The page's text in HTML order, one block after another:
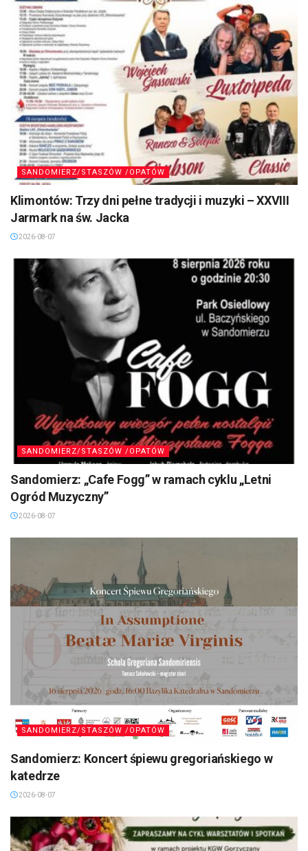
SANDOMIERZ/STASZÓW /OPATÓW
Klimontów: Trzy dni pełne tradycji i muzyki – XXVIII
Jarmark na św. Jacka
2026-08-07
SANDOMIERZ/STASZÓW /OPATÓW
Sandomierz: „Cafe Fogg” w ramach cyklu „Letni
Ogród Muzyczny”
2026-08-07
SANDOMIERZ/STASZÓW /OPATÓW
Sandomierz: Koncert śpiewu gregoriańskiego w
katedrze
2026-08-07